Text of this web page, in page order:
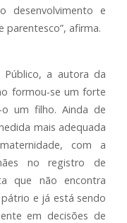
desenvolvimento e
parentesco”, afirma.
a autora da
formou-se um forte
o um filho. Ainda de
mais adequada
com a
no registro de
que não encontra
e já está sendo
em decisões de